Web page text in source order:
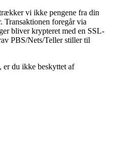
vi ikke pengene fra din
Transaktionen foregår via
bliver krypteret med en SSL-
PBS/Nets/Teller stiller til
er du ikke beskyttet af